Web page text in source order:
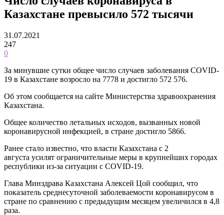
Казахстане превысило 572 тысячи
31.07.2021
247
0
За минувшие сутки общее число случаев заболевания COVID-
19 в Казахстане возросло на 7778 и достигло 572 576.
Об этом сообщается на сайте Министерства здравоохранения
Казахстана.
Общее количество летальных исходов, вызванных новой
коронавирусной инфекцией, в стране достигло 5866.
Ранее стало известно, что власти Казахстана с 2
августа усилят ограничительные меры в крупнейших городах
республики из-за ситуации с COVID-19.
Глава Минздрава Казахстана Алексей Цой сообщил, что
показатель среднесуточной заболеваемости коронавирусом в
стране по сравнению с предыдущим месяцем увеличился в 4,8
раза.